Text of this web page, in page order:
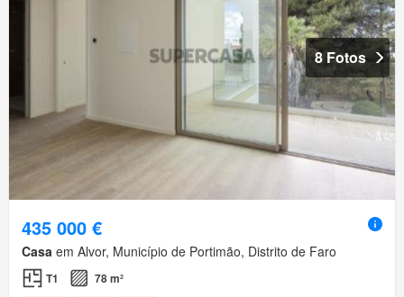
8 Fotos
435 000 €
Casa em Alvor, Município de Portimão, Distrito de Faro
T1 78 m²